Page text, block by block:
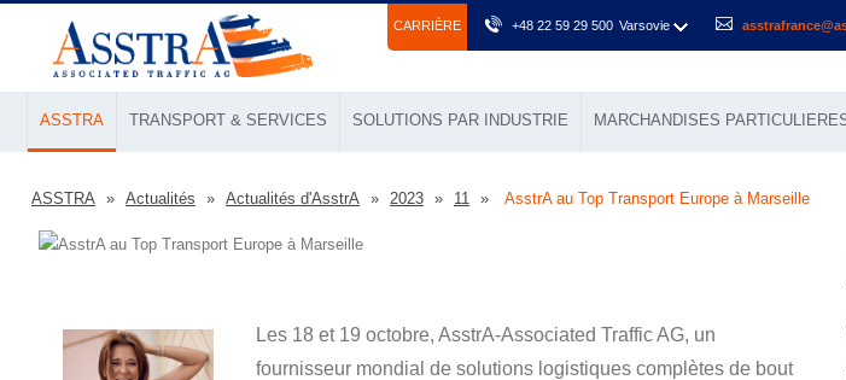
СARRIÈRE +48 22 59 29 500 Varsovie
ASSTRA TRANSPORT & SERVICES SOLUTIONS PAR INDUSTRIE MARCHANDISES
ASSTRA Actualités Actualités d'AsstrA 2023 11 AsstrA au Top Transport Europe à Marseille
Les 18 et 19 octobre, AsstrA-Associated Traffic AG, un
fournisseur mondial de solutions logistiques complètes de bout